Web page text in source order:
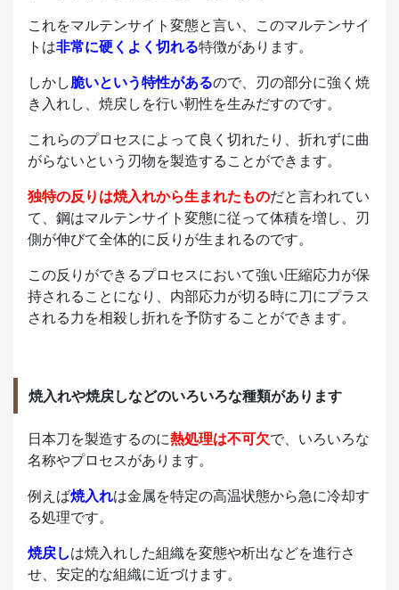
これをマルテンサイト変態と言い、このマルテンサイ
トは非常に硬くよく切れる特徴があります。
しかし脆いという特性があるので、刃の部分に強く焼
き入れし、焼戻しを行い靭性を生みだすのです。
これらのプロセスによって良く切れたり、折れずに曲
がらないという刃物を製造することができます。
独特の反りは焼入れから生まれたものだと言われてい
て、鋼はマルテンサイト変態に従って体積を増し、刃
側が伸びて全体的に反りが生まれるのです。
この反りができるプロセスにおいて強い圧縮応力が保
持されることになり、内部応力が切る時に刀にプラス
される力を相殺し折れを予防することができます。
焼入れや焼戻しなどのいろいろな種類があります
日本刀を製造するのに熱処理は不可欠で、いろいろな
名称やプロセスがあります。
例えば焼入れは金属を特定の高温状態から急に冷却す
る処理です。
焼戻しは焼入れした組織を変態や析出などを進行さ
せ、安定的な組織に近づけます。